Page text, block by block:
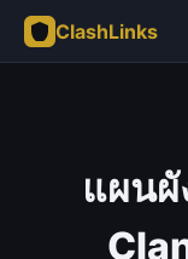
ClashLinks
แผน